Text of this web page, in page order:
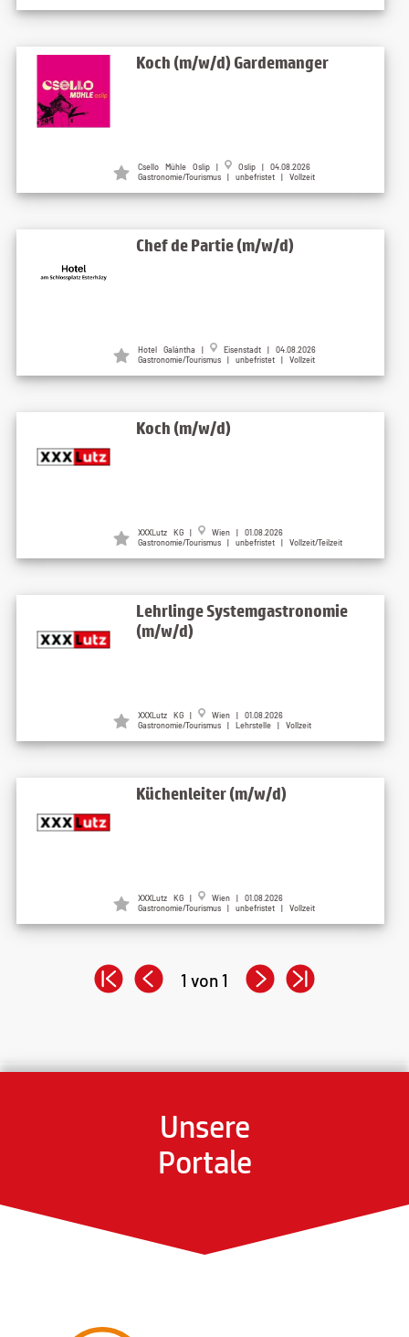
Koch (m/w/d) Gardemanger
Csello Mühle Oslip |
Oslip | 04.08.2026
Gastronomie/Tourismus | unbefristet | Vollzeit
Chef de Partie (m/w/d)
Hotel Galántha |
Eisenstadt | 04.08.2026
Gastronomie/Tourismus | unbefristet | Vollzeit
Koch (m/w/d)
XXXLutz KG |
Wien | 01.08.2026
Gastronomie/Tourismus | unbefristet | Vollzeit/Teilzeit
Lehrlinge Systemgastronomie
(m/w/d)
XXXLutz KG |
Wien | 01.08.2026
Gastronomie/Tourismus | Lehrstelle | Vollzeit
Küchenleiter (m/w/d)
XXXLutz KG |
Wien | 01.08.2026
Gastronomie/Tourismus | unbefristet | Vollzeit
1 von 1
Unsere
Portale